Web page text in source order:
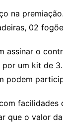
na
02
assinar o
um kit de
podem
que o valor